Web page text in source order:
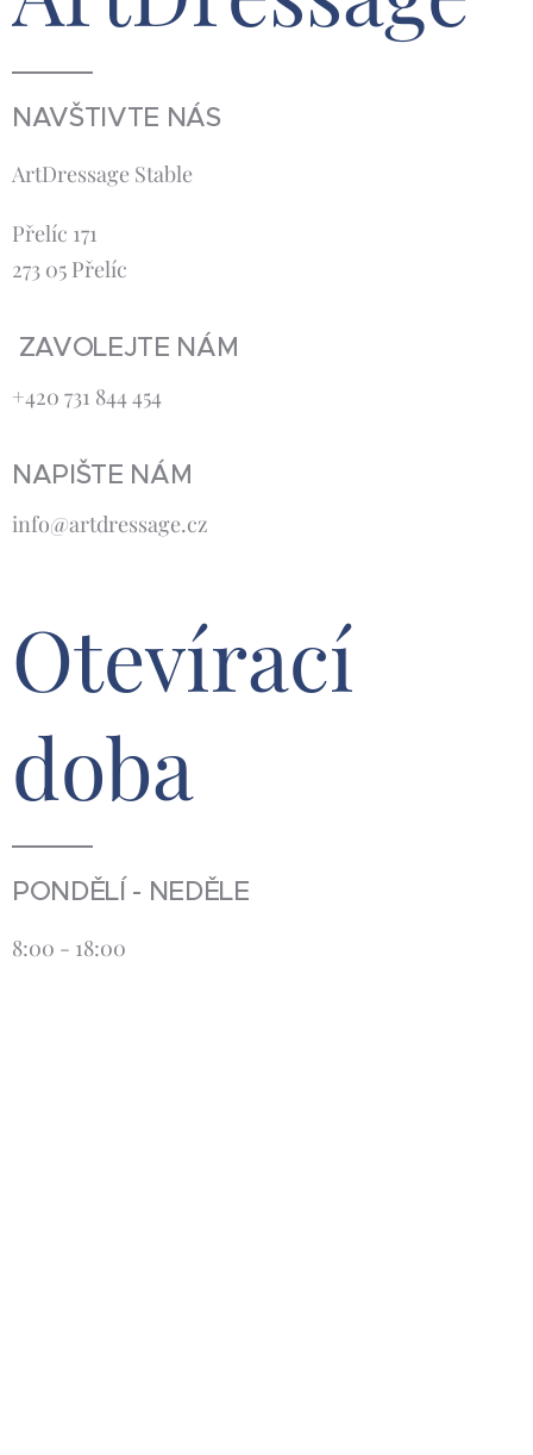
NAVŠTIVTE NÁS
ArtDressage Stable
Přelíc 171
273 05 Přelíc
ZAVOLEJTE NÁM
+420 731 844 454
NAPIŠTE NÁM
info@artdressage.cz
Otevírací
doba
PONDĚLÍ - NEDĚLE
8:00 - 18:00